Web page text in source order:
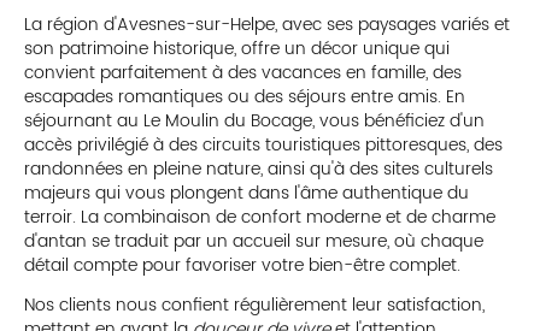
La région d'Avesnes-sur-Helpe, avec ses paysages variés et
son patrimoine historique, offre un décor unique qui
convient parfaitement à des vacances en famille, des
escapades romantiques ou des séjours entre amis. En
séjournant au Le Moulin du Bocage, vous bénéficiez d'un
accès privilégié à des circuits touristiques pittoresques, des
randonnées en pleine nature, ainsi qu'à des sites culturels
majeurs qui vous plongent dans l'âme authentique du
terroir. La combinaison de confort moderne et de charme
d'antan se traduit par un accueil sur mesure, où chaque
détail compte pour favoriser votre bien-être complet.
Nos clients nous confient régulièrement leur satisfaction,